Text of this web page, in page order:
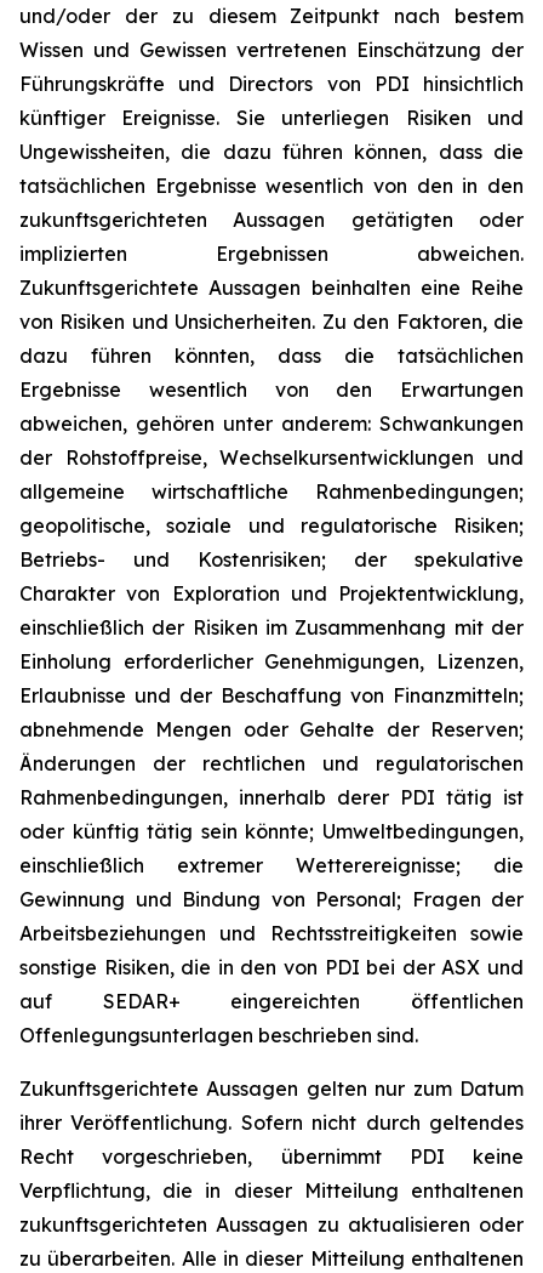
und/oder der zu diesem Zeitpunkt nach bestem
Wissen und Gewissen vertretenen Einschätzung der
Führungskräfte und Directors von PDI hinsichtlich
künftiger Ereignisse. Sie unterliegen Risiken und
Ungewissheiten, die dazu führen können, dass die
tatsächlichen Ergebnisse wesentlich von den in den
zukunftsgerichteten Aussagen getätigten oder
implizierten Ergebnissen abweichen.
Zukunftsgerichtete Aussagen beinhalten eine Reihe
von Risiken und Unsicherheiten. Zu den Faktoren, die
dazu führen könnten, dass die tatsächlichen
Ergebnisse wesentlich von den Erwartungen
abweichen, gehören unter anderem: Schwankungen
der Rohstoffpreise, Wechselkursentwicklungen und
allgemeine wirtschaftliche Rahmenbedingungen;
geopolitische, soziale und regulatorische Risiken;
Betriebs- und Kostenrisiken; der spekulative
Charakter von Exploration und Projektentwicklung,
einschließlich der Risiken im Zusammenhang mit der
Einholung erforderlicher Genehmigungen, Lizenzen,
Erlaubnisse und der Beschaffung von Finanzmitteln;
abnehmende Mengen oder Gehalte der Reserven;
Änderungen der rechtlichen und regulatorischen
Rahmenbedingungen, innerhalb derer PDI tätig ist
oder künftig tätig sein könnte; Umweltbedingungen,
einschließlich extremer Wetterereignisse; die
Gewinnung und Bindung von Personal; Fragen der
Arbeitsbeziehungen und Rechtsstreitigkeiten sowie
sonstige Risiken, die in den von PDI bei der ASX und
auf SEDAR+ eingereichten öffentlichen
Offenlegungsunterlagen beschrieben sind.
Zukunftsgerichtete Aussagen gelten nur zum Datum
ihrer Veröffentlichung. Sofern nicht durch geltendes
Recht vorgeschrieben, übernimmt PDI keine
Verpflichtung, die in dieser Mitteilung enthaltenen
zukunftsgerichteten Aussagen zu aktualisieren oder
zu überarbeiten. Alle in dieser Mitteilung enthaltenen